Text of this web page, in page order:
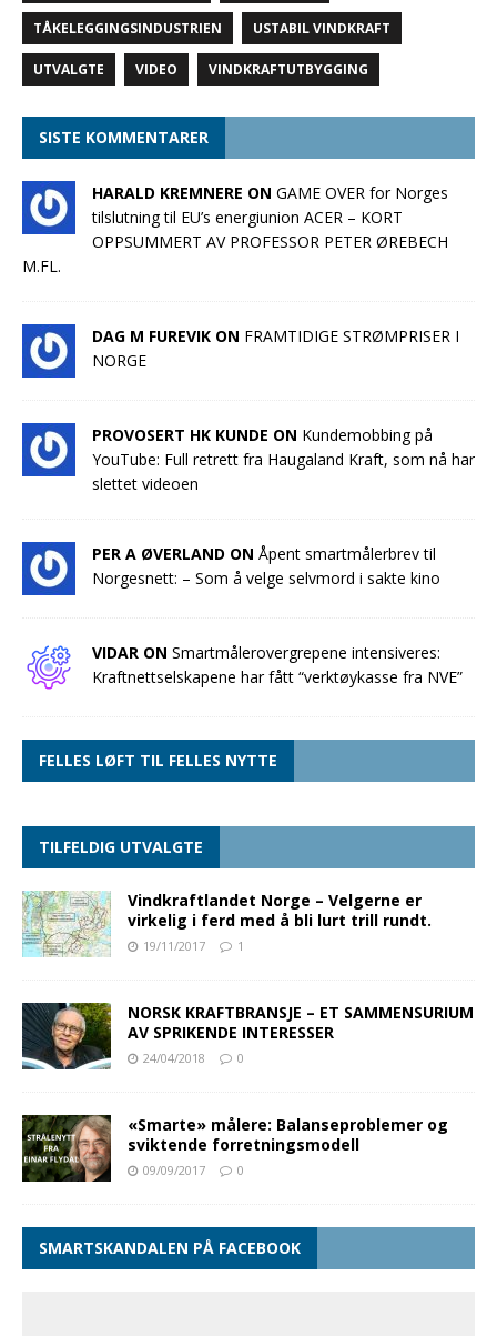
TÅKELEGGINGSINDUSTRIEN USTABIL VINDKRAFT
UTVALGTE VIDEO VINDKRAFTUTBYGGING
SISTE KOMMENTARER
HARALD KREMNERE ON GAME OVER for Norges
tilslutning til EU’s energiunion ACER – KORT
OPPSUMMERT AV PROFESSOR PETER ØREBECH
M.FL.
DAG M FUREVIK ON FRAMTIDIGE STRØMPRISER I
NORGE
PROVOSERT HK KUNDE ON Kundemobbing på
YouTube: Full retrett fra Haugaland Kraft, som nå har
slettet videoen
PER A ØVERLAND ON Åpent smartmålerbrev til
Norgesnett: – Som å velge selvmord i sakte kino
VIDAR ON Smartmålerovergrepene intensiveres:
Kraftnettselskapene har fått “verktøykasse fra NVE”
FELLES LØFT TIL FELLES NYTTE
TILFELDIG UTVALGTE
Vindkraftlandet Norge – Velgerne er
virkelig i ferd med å bli lurt trill rundt.
19/11/2017 1
NORSK KRAFTBRANSJE – ET SAMMENSURIUM
AV SPRIKENDE INTERESSER
24/04/2018 0
«Smarte» målere: Balanseproblemer og
sviktende forretningsmodell
09/09/2017 0
SMARTSKANDALEN PÅ FACEBOOK